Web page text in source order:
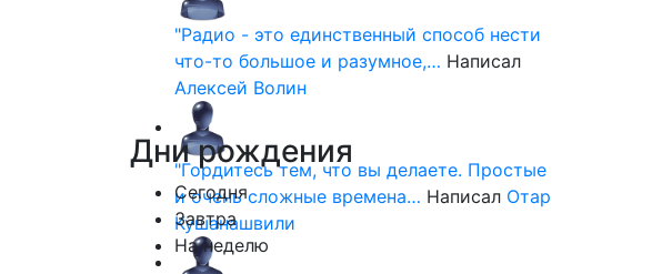
"Радио - это единственный способ нести
что-то большое и разумное,… Написал
Алексей Волин
"Гордитесь тем, что вы делаете. Простые
и очень сложные времена… Написал Отар
Кушанашвили
Днирождения
Сегодня
Завтра
На неделю